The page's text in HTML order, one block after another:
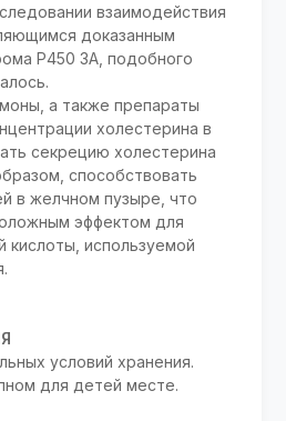
взаимодействия
доказанным
Р450 ЗА, подобного
а также препараты
холестерина в
секрецию холестерина
способствовать
в желчном пузыре, что
эффектом для
кислоты, используемой
условий хранения.
для детей месте.